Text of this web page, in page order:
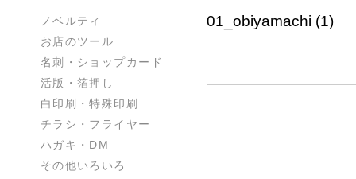
ノベルティ
お店のツール
名刺・ショップカード
活版・箔押し
白印刷・特殊印刷
チラシ・フライヤー
ハガキ・DM
その他いろいろ
01_obiyamachi (1)